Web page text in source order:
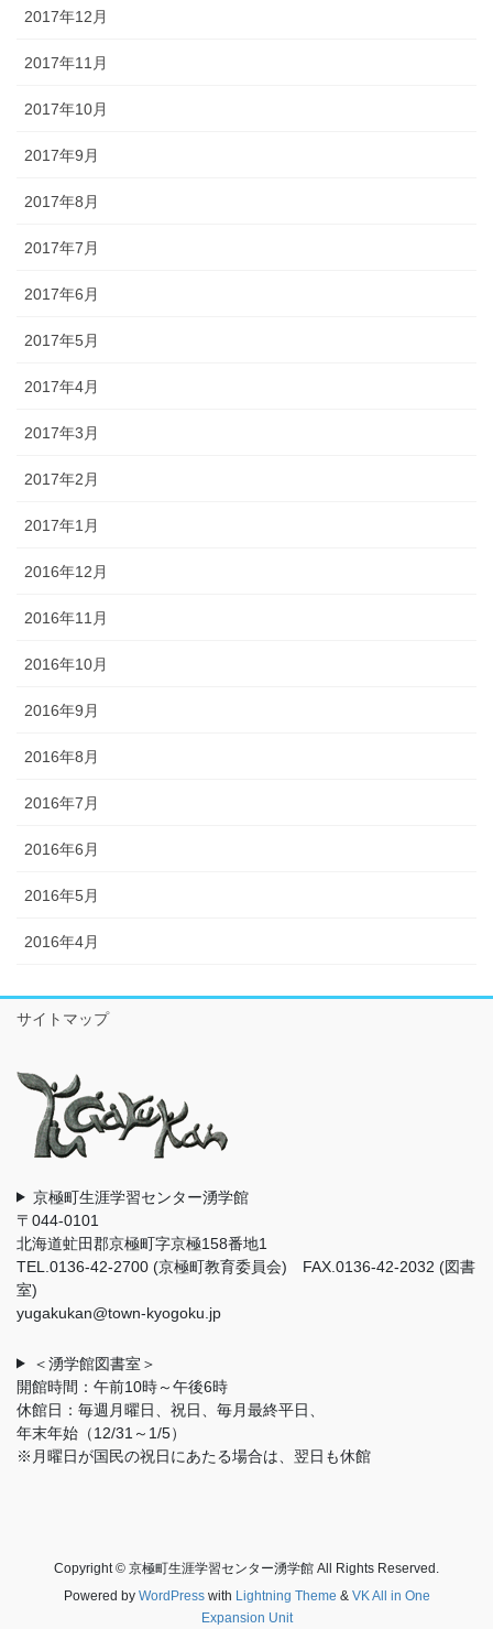
2017年12月
2017年11月
2017年10月
2017年9月
2017年8月
2017年7月
2017年6月
2017年5月
2017年4月
2017年3月
2017年2月
2017年1月
2016年12月
2016年11月
2016年10月
2016年9月
2016年8月
2016年7月
2016年6月
2016年5月
2016年4月
サイトマップ
京極町生涯学習センター湧学館
〒044-0101
北海道虻田郡京極町字京極158番地1
TEL.0136-42-2700 (京極町教育委員会) FAX.0136-42-2032 (図書
室)
yugakukan@town-kyogoku.jp
＜湧学館図書室＞
開館時間：午前10時～午後6時
休館日：毎週月曜日、祝日、毎月最終平日、
年末年始（12/31～1/5）
※月曜日が国民の祝日にあたる場合は、翌日も休館
Copyright © 京極町生涯学習センター湧学館 All Rights Reserved.
Powered by WordPresswith Lightning Theme & VK All in One
Expansion Unit